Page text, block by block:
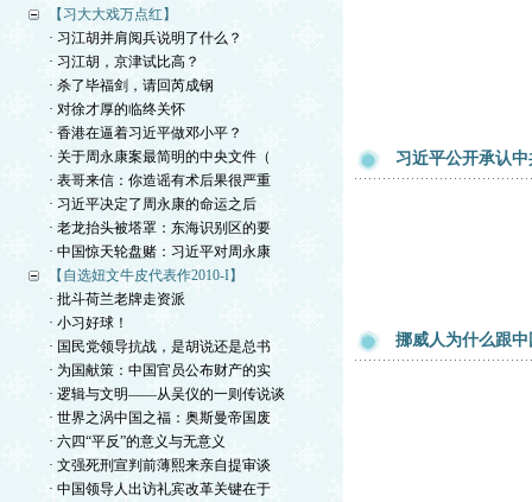
【习大大戏万点红】
· 习江胡并肩阅兵说明了什么？
· 习江胡，京津试比高？
· 杀了毕福剑，请回芮成钢
· 对徐才厚的临终关怀
· 香港在逼着习近平做邓小平？
· 关于周永康案最简明的中央文件（
· 表哥来信：你造谣有术后果很严重
· 习近平决定了周永康的命运之后
· 老龙抬头被塔罩：东海识别区的要
· 中国惊天轮盘赌：习近平对周永康
【自选妞文牛皮代表作2010-I】
· 批斗荷兰老牌走资派
· 小习好球！
· 国民党领导抗战，是胡说还是总书
· 为国献策：中国官员公布财产的实
· 逻辑与文明——从吴仪的一则传说谈
· 世界之涡中国之福：奥斯曼帝国废
· 六四“平反”的意义与无意义
· 文强死刑宣判前薄熙来亲自提审谈
· 中国领导人出访礼宾改革关键在于
习近平公开承认
挪威人为什么跟